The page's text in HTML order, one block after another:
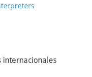
internacionales